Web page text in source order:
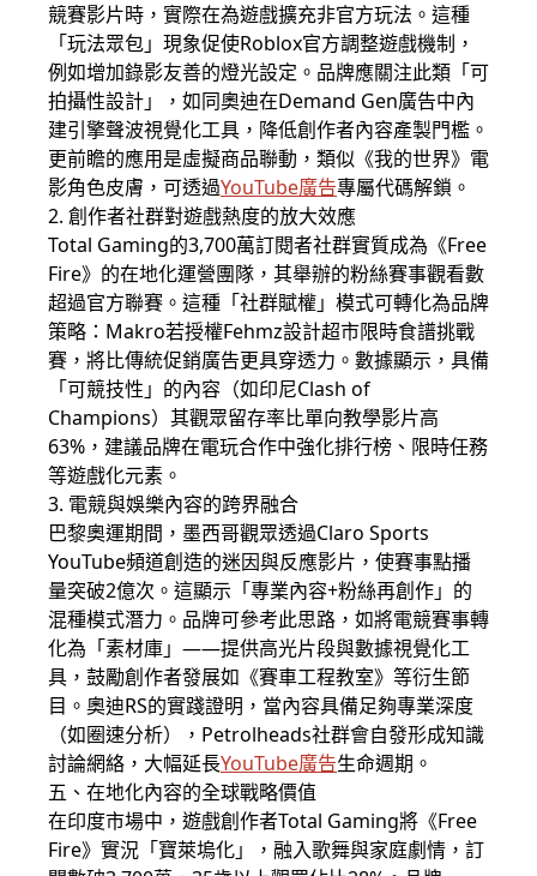
競賽影片時，實際在為遊戲擴充非官方玩法。這種
「玩法眾包」現象促使Roblox官方調整遊戲機制，
例如增加錄影友善的燈光設定。品牌應關注此類「可
拍攝性設計」，如同奧迪在Demand Gen廣告中內
建引擎聲波視覺化工具，降低創作者內容產製門檻。
更前瞻的應用是虛擬商品聯動，類似《我的世界》電
影角色皮膚，可透過YouTube廣告專屬代碼解鎖。
2. 創作者社群對遊戲熱度的放大效應
Total Gaming的3,700萬訂閱者社群實質成為《Free
Fire》的在地化運營團隊，其舉辦的粉絲賽事觀看數
超過官方聯賽。這種「社群賦權」模式可轉化為品牌
策略：Makro若授權Fehmz設計超市限時食譜挑戰
賽，將比傳統促銷廣告更具穿透力。數據顯示，具備
「可競技性」的內容（如印尼Clash of
Champions）其觀眾留存率比單向教學影片高
63%，建議品牌在電玩合作中強化排行榜、限時任務
等遊戲化元素。
3. 電競與娛樂內容的跨界融合
巴黎奧運期間，墨西哥觀眾透過Claro Sports
YouTube頻道創造的迷因與反應影片，使賽事點播
量突破2億次。這顯示「專業內容+粉絲再創作」的
混種模式潛力。品牌可參考此思路，如將電競賽事轉
化為「素材庫」——提供高光片段與數據視覺化工
具，鼓勵創作者發展如《賽車工程教室》等衍生節
目。奧迪RS的實踐證明，當內容具備足夠專業深度
（如圈速分析），Petrolheads社群會自發形成知識
討論網絡，大幅延長YouTube廣告生命週期。
五、在地化內容的全球戰略價值
在印度市場中，遊戲創作者Total Gaming將《Free
Fire》實況「寶萊塢化」，融入歌舞與家庭劇情，訂